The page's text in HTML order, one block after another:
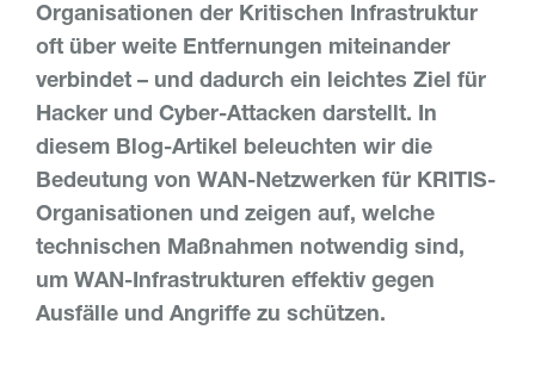
Organisationen der Kritischen Infrastruktur
oft über weite Entfernungen miteinander
verbindet – und dadurch ein leichtes Ziel für
Hacker und Cyber-Attacken darstellt. In
diesem Blog-Artikel beleuchten wir die
Bedeutung von WAN-Netzwerken für KRITIS-
Organisationen und zeigen auf, welche
technischen Maßnahmen notwendig sind,
um WAN-Infrastrukturen effektiv gegen
Ausfälle und Angriffe zu schützen.